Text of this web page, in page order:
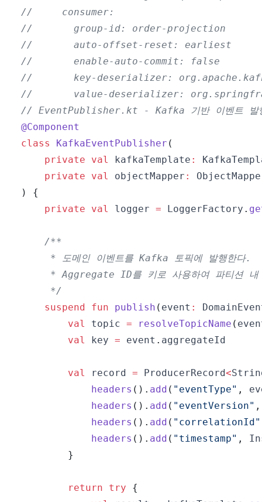
//     consumer:
//       group-id: order-projection
//       auto-offset-reset: earliest
//       enable-auto-commit: false
//       key-deserializer:
//       value-deserializer:
// EventPublisher.kt - Kafka 기반 이벤트 발
@Component
class
KafkaEventPublisher (
private
val kafkaTemplate :
private
val objectMapper :
)
{
private
val logger = LoggerFactory .
     */
suspend
fun publish ( event :
val
topic = resolveTopicName (
val
key = event .
val record = ProducerRecord<
headers ( ) . add ( "eventType" ,
headers ( ) . add ( "eventVersion" ,
headers ( ) . add ( "correlationId"
headers ( ) . add ( "timestamp" ,
}
return try
{